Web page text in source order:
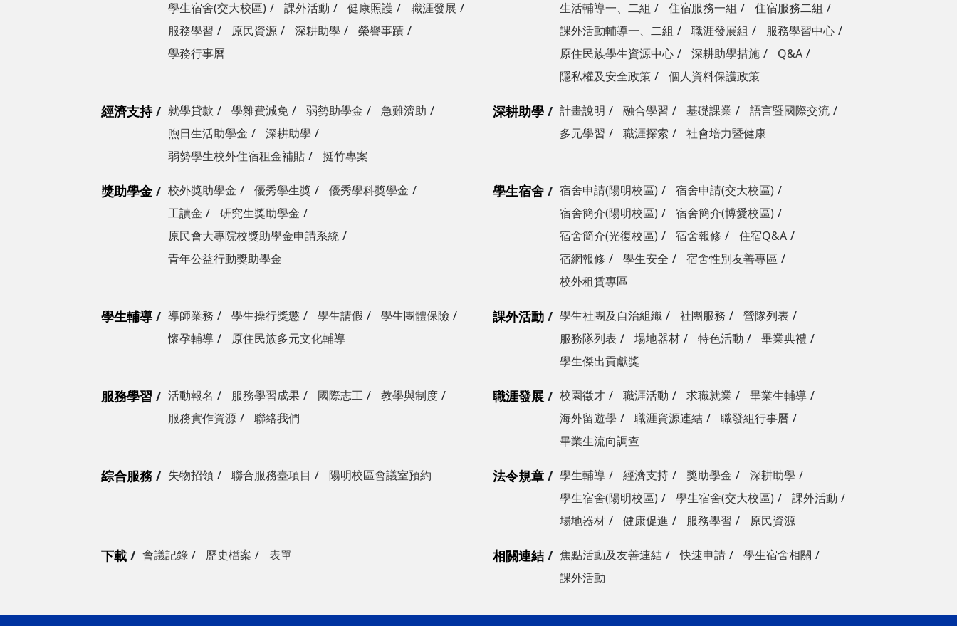
學生宿舍(交大校區)
課外活動 健康照護
職涯發展
服務學習
原民資源 深耕助學
榮譽事蹟
學務行事曆
生活輔導一、二組
住宿服務一組
住宿服務二組
課外活動輔導一、二組
職涯發展組
服務學習中心
原住民族學生資源中心
深耕助學措施
Q&A
隱私權及安全政策
個人資料保護政策
經濟支持 就學貸款 學雜費減免 弱勢助學金
急難濟助
煦日生活助學金
深耕助學
弱勢學生校外住宿租金補貼
挺竹專案
深耕助學 計畫說明 融合學習 基礎課業
語言暨國際交流
多元學習
職涯探索 社會培力暨健康
獎助學金 校外獎助學金 優秀學生獎
優秀學科獎學金
工讀金
研究生獎助學金
原民會大專院校獎助學金申請系統
青年公益行動獎助學金
學生宿舍 宿舍申請(陽明校區)
宿舍申請(交大校區)
宿舍簡介(陽明校區)
宿舍簡介(博愛校區)
宿舍簡介(光復校區)
宿舍報修
住宿Q&A
宿網報修
學生安全
宿舍性別友善專區
校外租賃專區
學生輔導 導師業務 學生操行獎懲 學生請假
學生團體保險
懷孕輔導
原住民族多元文化輔導
課外活動 學生社團及自治組織 社團服務
營隊列表
服務隊列表
場地器材 特色活動
畢業典禮
學生傑出貢獻獎
服務學習 活動報名 服務學習成果 國際志工
教學與制度
服務實作資源
聯絡我們
職涯發展 校園徵才 職涯活動 求職就業
畢業生輔導
海外留遊學
職涯資源連結
職發組行事曆
畢業生流向調查
綜合服務 失物招領 聯合服務臺項目 陽明校區會議室預約 法令規章 學生輔導 經濟支持 獎助學金
深耕助學
學生宿舍(陽明校區)
學生宿舍(交大校區)
課外活動
場地器材
健康促進 服務學習 原民資源
下載 會議記錄 歷史檔案 表單 相關連結 焦點活動及友善連結 快速申請
學生宿舍相關
課外活動